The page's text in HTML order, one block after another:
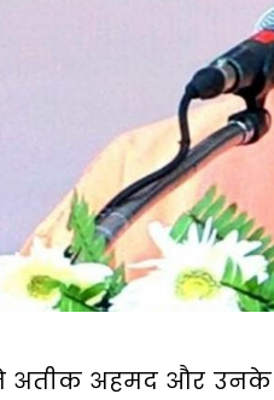
अतीक अहमद और उनके